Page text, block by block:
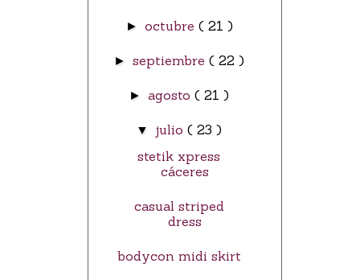
► octubre ( 21 )
►septiembre( 22 )
►agosto( 21 )
▼ julio( 23 )
stetik xpress
cáceres
casual striped
dress
bodycon midi skirt